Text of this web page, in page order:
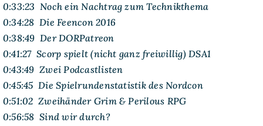
0:33:23 Noch ein Nachtrag zum Technikthema
0:34:28 Die Feencon 2016
0:38:49 Der DORPatreon
0:41:27 Scorp spielt (nicht ganz freiwillig) DSA1
0:43:49 Zwei Podcastlisten
0:45:45 Die Spielrundenstatistik des Nordcon
0:51:02 Zweihänder Grim & Perilous RPG
0:56:58 Sind wir durch?